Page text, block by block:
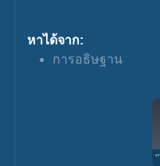
หาได้จาก:
การอธิษฐาน